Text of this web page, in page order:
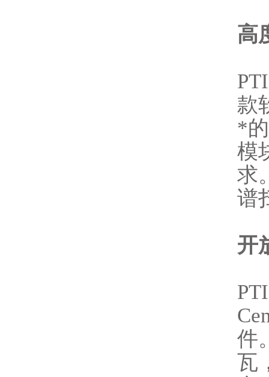
高
款
*
模
求
谱
开
件
瓦